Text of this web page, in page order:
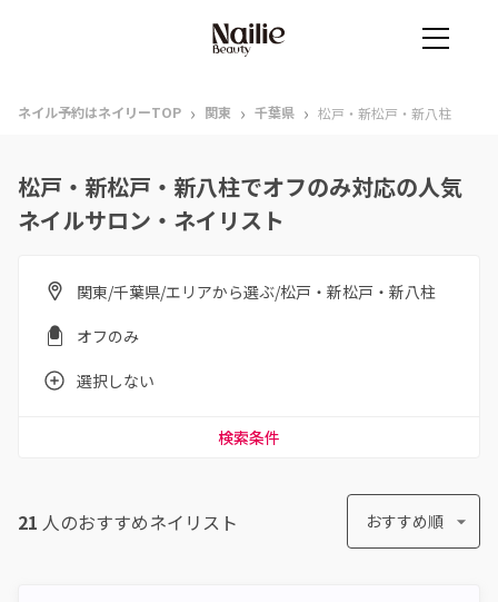
ネイル予約はネイリーTOP › 関東 › 千葉県 › 松戸・新松戸・新八柱
松戸・新松戸・新八柱でオフのみ対応の人気
ネイルサロン・ネイリスト
関東/千葉県/エリアから選ぶ/松戸・新松戸・新八柱
オフのみ
選択しない
検索条件
21 人のおすすめネイリスト おすすめ順